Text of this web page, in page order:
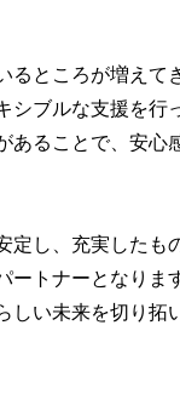
ところが増えて
ブルな支援を行
ることで、安心
し、充実した
トナーとなりま
い未来を切り拓